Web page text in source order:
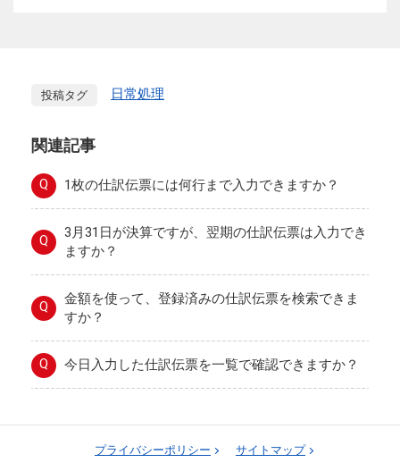
投稿タグ 日常処理
関連記事
Q 1枚の仕訳伝票には何行まで入力できますか？
Q
3月31日が決算ですが、翌期の仕訳伝票は入力でき
ますか？
Q
金額を使って、登録済みの仕訳伝票を検索できま
すか？
Q 今日入力した仕訳伝票を一覧で確認できますか？
プライバシーポリシー サイトマップ